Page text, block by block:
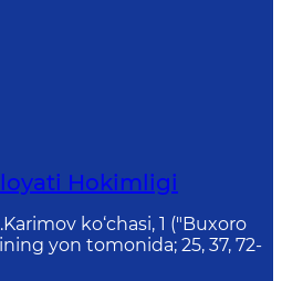
Hokimligi
ko‘chаsi, 1 ("Buxoro
yon tomonida; 25, 37, 72-